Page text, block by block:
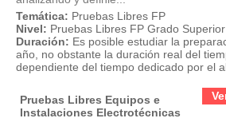
Temática: Pruebas Libres FP
Nivel: Pruebas Libres FP Grado Superior
Duración: Es posible estudiar la
año, no obstante la duración real del
dependiente del tiempo dedicado por el
Pruebas Libres Equipos e
Instalaciones Electrotécnicas